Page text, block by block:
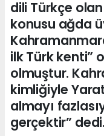
dili Türkçe
konusu ağda
ilk Türk kenti”
olmuştur.
kimliğiyle
almayı
gerçektir” dedi.